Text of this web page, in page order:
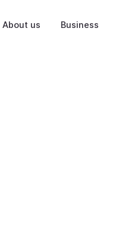
About us Business